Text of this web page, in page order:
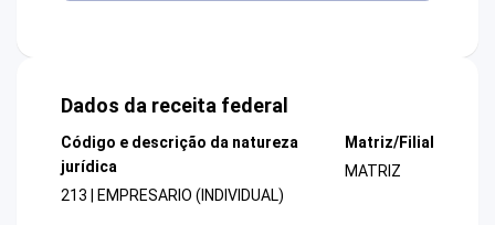
Dados da receita federal
Código e descrição da natureza
jurídica
213 | EMPRESARIO (INDIVIDUAL)
Matriz/Filial
MATRIZ